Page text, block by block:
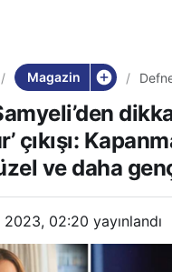
Magazin
çıkışı:
ve daha
2023, 02:20 yayınlandı